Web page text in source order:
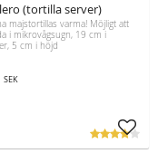
(tortilla server)
majstortillas varma! Möjligt att
i mikrovågsugn, 19 cm i
5 cm i höjd
SEK